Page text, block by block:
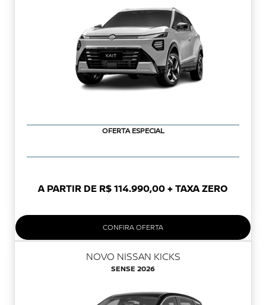
OFERTA ESPECIAL
A PARTIR DE R$ 114.990,00 + TAXA ZERO
CONFIRA OFERTA
NOVO NISSAN KICKS
SENSE 2026